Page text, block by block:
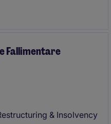
Fallimentare
& Insolvency